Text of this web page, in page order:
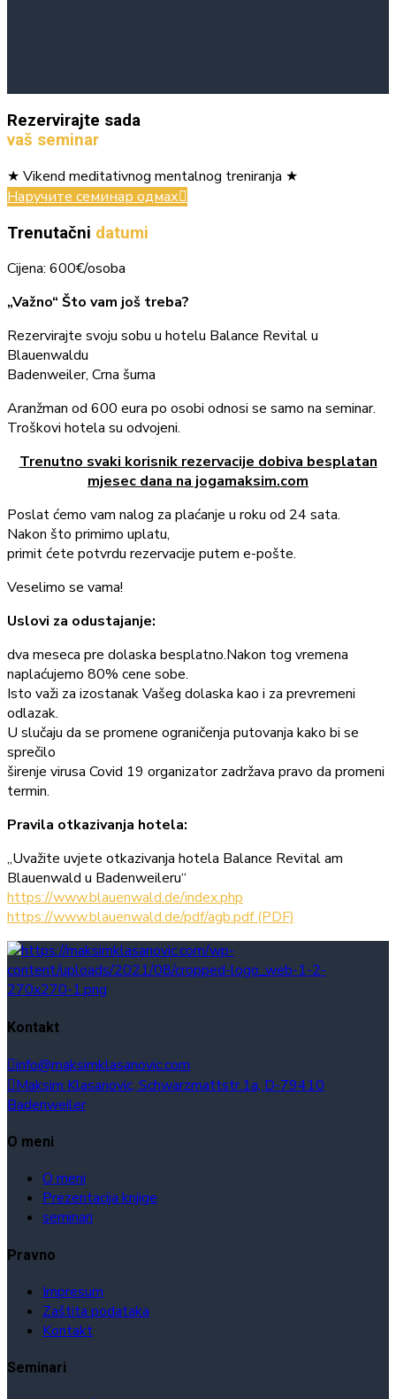
Rezervirajte sada
vaš seminar
★ Vikend meditativnog mentalnog treniranja ★
Наручите семинар одмах
Trenutačni datumi
Cijena: 600€/osoba
„Važno“ Što vam još treba?
Rezervirajte svoju sobu u hotelu Balance Revital u
Blauenwaldu
Badenweiler, Crna šuma
Aranžman od 600 eura po osobi odnosi se samo na seminar.
Troškovi hotela su odvojeni.
Trenutno svaki korisnik rezervacije dobiva besplatan
mjesec dana na jogamaksim.com
Poslat ćemo vam nalog za plaćanje u roku od 24 sata.
Nakon što primimo uplatu,
primit ćete potvrdu rezervacije putem e-pošte.
Veselimo se vama!
Uslovi za odustajanje:
dva meseca pre dolaska besplatno.Nakon tog vremena
naplaćujemo 80% cene sobe.
Isto važi za izostanak Vašeg dolaska kao i za prevremeni
odlazak.
U slučaju da se promene ograničenja putovanja kako bi se
sprečilo
širenje virusa Covid 19 organizator zadržava pravo da promeni
termin.
Pravila otkazivanja hotela:
„Uvažite uvjete otkazivanja hotela Balance Revital am
Blauenwald u Badenweileru“
https://www.blauenwald.de/index.php
https://www.blauenwald.de/pdf/agb.pdf (PDF)
Kontakt
info@maksimklasanovic.com
Maksim Klasanovic, Schwarzmattstr.1a, D-79410
Badenweiler
O meni
O meni
Prezentacija knjige
seminari
Pravno
Impresum
Zaštita podataka
Kontakt
Seminari